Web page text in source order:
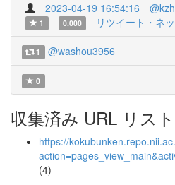
2023-04-19 16:54:16
1
0.000 リツイート・ネ
1 @washou3956
0
収集済み URL リスト
https://
(4)